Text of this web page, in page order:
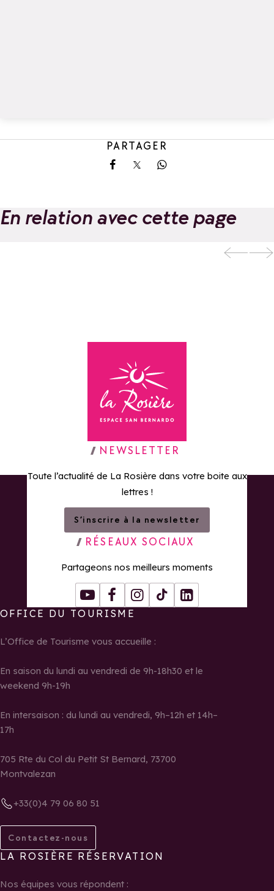
PARTAGER
Partager sur Facebook
Partager sur X
Partager sur
En relation avec cette page
Retour à la page d'accueil
NEWSLETTER
Toute l’actualité de La Rosière dans votre boite aux
lettres !
S’inscrire à la newsletter
RÉSEAUX SOCIAUX
Partageons nos meilleurs moments
YoutubeFacebookInstagram
Tiktok LinkedIn
OFFICE DU TOURISME
L’Office de Tourisme vous accueille :
En saison du lundi au vendredi de 9h-18h30 et le
weekend 9h-19h
En intersaison : du lundi au vendredi, 9h–12h et 14h–
17h
705 Rte du Col du Petit St Bernard, 73700
Montvalezan
+33(0)4 79 06 80 51
Contactez-nous
LA ROSIÈRE RÉSERVATION
Nos équipes vous répondent :